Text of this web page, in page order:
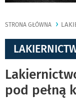
STRONA GŁÓWNA
pod pełną